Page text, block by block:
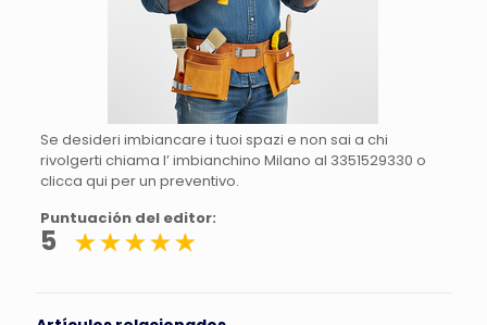
Se desideri imbiancare i tuoi spazi e non sai a chi
rivolgerti chiama l’ imbianchino Milano al 3351529330 o
clicca qui per un preventivo.
Puntuación del editor:
5